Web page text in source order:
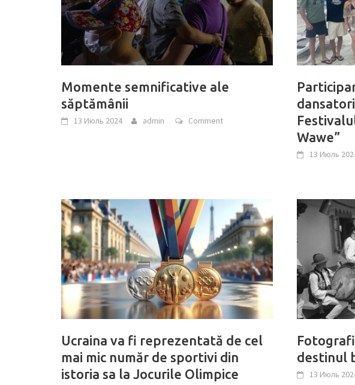
Momente semnificative ale
săptămânii
13 Июль 2024 admin Comment
Wawe”
13 Июль
Ucraina va fi reprezentată de cel
mai mic număr de sportivi din
istoria sa la Jocurile Olimpice
destinul
13 Июль